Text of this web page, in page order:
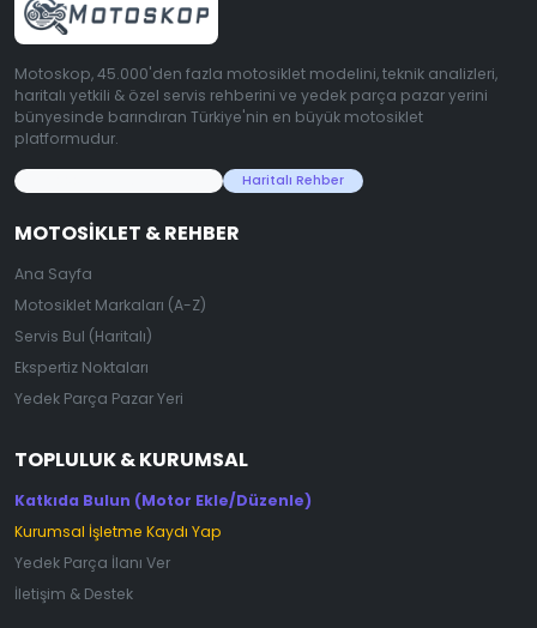
Motoskop, 45.000'den fazla motosiklet modelini, teknik analizleri,
haritalı yetkili & özel servis rehberini ve yedek parça pazar yerini
bünyesinde barındıran Türkiye'nin en büyük motosiklet
platformudur.
Haritalı Rehber
MOTOSIKLET & REHBER
Ana Sayfa
Motosiklet Markaları (A-Z)
Servis Bul (Haritalı)
Ekspertiz Noktaları
Yedek Parça Pazar Yeri
TOPLULUK & KURUMSAL
Katkıda Bulun (Motor Ekle/Düzenle)
Kurumsal İşletme Kaydı Yap
Yedek Parça İlanı Ver
İletişim & Destek